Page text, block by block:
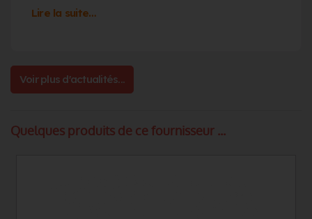
Lire la suite…
Voir plus d'actualités...
Quelques produits de ce fournisseur ...